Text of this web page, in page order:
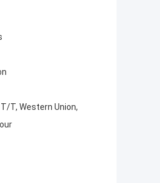
T/T, Western Union,